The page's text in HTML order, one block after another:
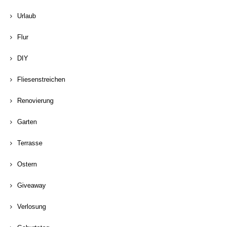
Urlaub
Flur
DIY
Fliesenstreichen
Renovierung
Garten
Terrasse
Ostern
Giveaway
Verlosung